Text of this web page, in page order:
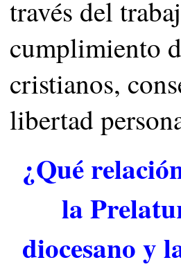
través del
cumplimiento
cristianos,
libertad
¿Qué
la
diocesano y